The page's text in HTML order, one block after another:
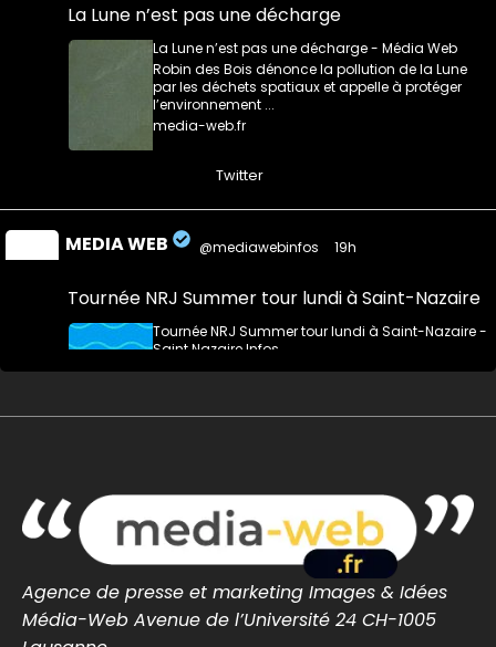
La Lune n’est pas une décharge
La Lune n’est pas une décharge - Média Web
Robin des Bois dénonce la pollution de la Lune
par les déchets spatiaux et appelle à protéger
l’environnement ...
media-web.fr
Twitter
MEDIA WEB @mediawebinfos 19h
Tournée NRJ Summer tour lundi à Saint-Nazaire
Tournée NRJ Summer tour lundi à Saint-Nazaire -
Saint Nazaire Infos
La tournée d’été NRJ s’arrête à Saint-Nazaire lundi
MEDIA WEB @mediawebinfos · 9 Août
Assemblée du GRSB : à La Baule, le maire ne
bouge pas d’un centimètre
Agence de presse et marketing Images & Idées
Média-Web Avenue de l’Université 24 CH-1005